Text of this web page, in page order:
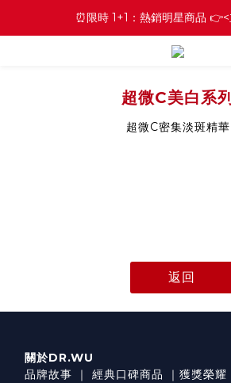
⏰限時 1+1：熱銷明星商品
超微C美白系列
超微C密集淡斑精華
返回
關於DR.WU
品牌故事 ｜ 經典口碑商品 ｜ 獲獎榮耀